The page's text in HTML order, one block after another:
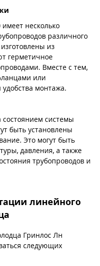
несколько
различного
из
герметичное
Вместе с тем,
или
монтажа.
состоянием системы
быть установлены
Это могут быть
давления, а также
трубопроводов и
линейного
Гринлос Лн
следующих